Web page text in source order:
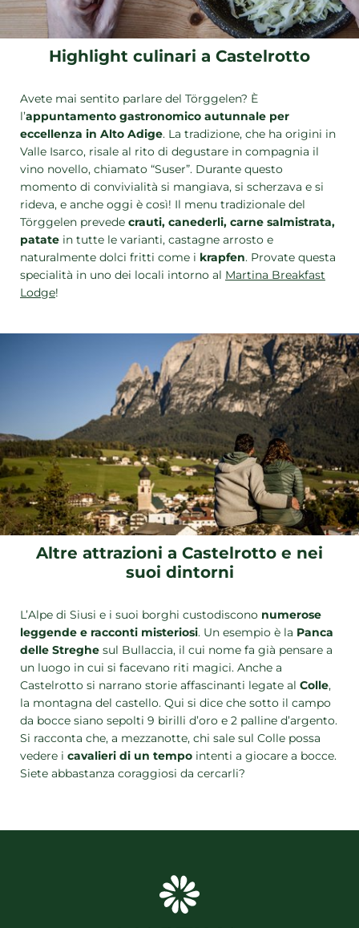
Highlight culinari a Castelrotto
Avete mai sentito parlare del Törggelen? È
l’appuntamento gastronomico autunnale per
eccellenza in Alto Adige. La tradizione, che ha origini in
Valle Isarco, risale al rito di degustare in compagnia il
vino novello, chiamato “Suser”. Durante questo
momento di convivialità si mangiava, si scherzava e si
rideva, e anche oggi è così! Il menu tradizionale del
Törggelen prevede crauti, canederli, carne salmistrata,
patate in tutte le varianti, castagne arrosto e
naturalmente dolci fritti come i krapfen. Provate questa
specialità in uno dei locali intorno al Martina Breakfast
Lodge!
Altre attrazioni a Castelrotto e nei
suoi dintorni
L’Alpe di Siusi e i suoi borghi custodiscono numerose
leggende e racconti misteriosi. Un esempio è la Panca
delle Streghe sul Bullaccia, il cui nome fa già pensare a
un luogo in cui si facevano riti magici. Anche a
Castelrotto si narrano storie affascinanti legate al Colle,
la montagna del castello. Qui si dice che sotto il campo
da bocce siano sepolti 9 birilli d’oro e 2 palline d’argento.
Si racconta che, a mezzanotte, chi sale sul Colle possa
vedere i cavalieri di un tempo intenti a giocare a bocce.
Siete abbastanza coraggiosi da cercarli?